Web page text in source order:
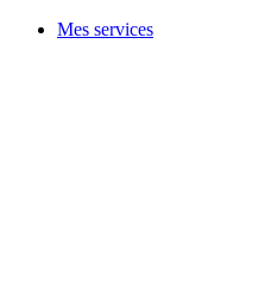
Mes services